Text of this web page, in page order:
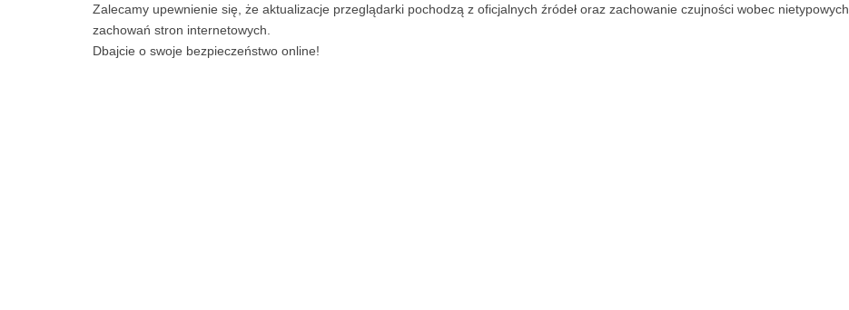
Zalecamy upewnienie się, że aktualizacje przeglądarki pochodzą z oficjalnych źródeł oraz zachowanie czujności wobec nietypowych
zachowań stron internetowych.
Dbajcie o swoje bezpieczeństwo online!